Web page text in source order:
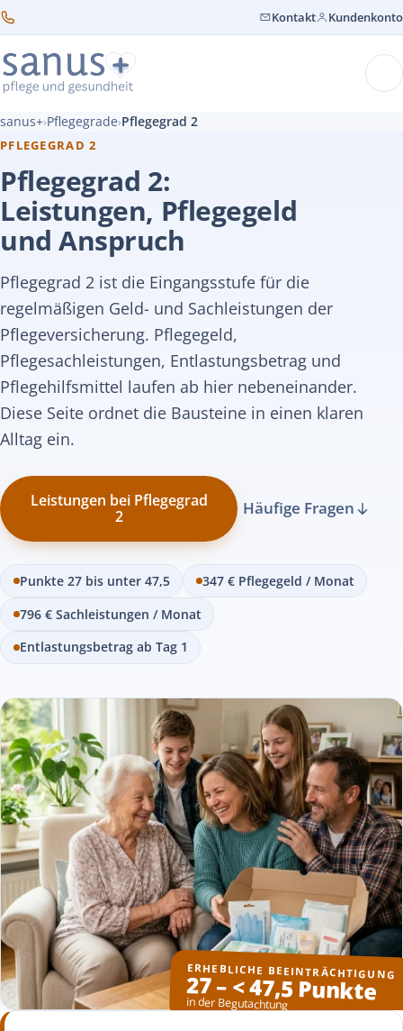
Kontakt Kundenkonto
sanus+›Pflegegrade›Pflegegrad 2
PFLEGEGRAD 2
Pflegegrad 2:
Leistungen, Pflegegeld
und Anspruch
Pflegegrad 2 ist die Eingangsstufe für die
regelmäßigen Geld- und Sachleistungen der
Pflegeversicherung. Pflegegeld,
Pflegesachleistungen, Entlastungsbetrag und
Pflegehilfsmittel laufen ab hier nebeneinander.
Diese Seite ordnet die Bausteine in einen klaren
Alltag ein.
Leistungen bei Pflegegrad
2
Häufige Fragen
Punkte 27 bis unter 47,5
347 € Pflegegeld / Monat
796 € Sachleistungen / Monat
Entlastungsbetrag ab Tag 1
ERHEBLICHE BEEINTRÄCHTIGUNG
27 – < 47,5 Punkte
in der Begutachtung